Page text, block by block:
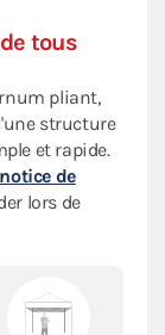
tous
pliant,
structure
et rapide.
notice de
lors de